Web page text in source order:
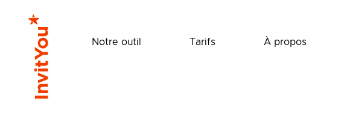
Notre outil Tarifs À propos